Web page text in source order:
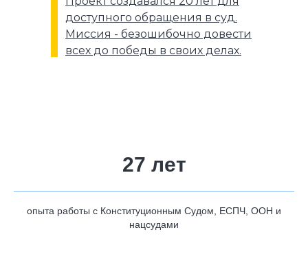
доступного обращения в суд.
Миссия - безошибочно довести
всех до победы в своих делах.
27 лет
опыта работы с Конституционным Судом, ЕСПЧ, ООН и
нацсудами